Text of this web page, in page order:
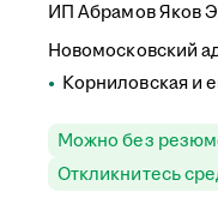
ИПАбрамов Яков
Новомосковский
Корниловская и
Можно без
Откликнитесь